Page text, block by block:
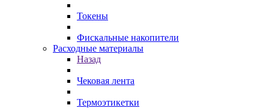
Токены
Фискальные накопители
Расходные материалы
Назад
Чековая лента
Термоэтикетки